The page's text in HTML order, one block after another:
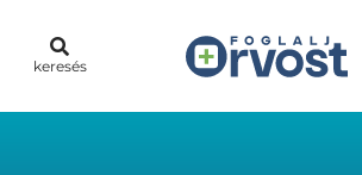
keresés